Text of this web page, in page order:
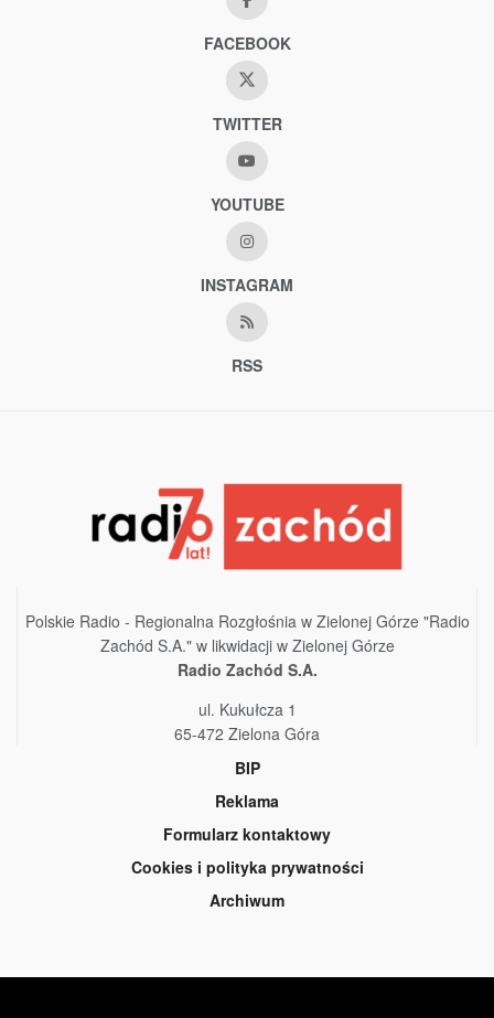
FACEBOOK
TWITTER
YOUTUBE
INSTAGRAM
RSS
Polskie Radio - Regionalna Rozgłośnia w Zielonej Górze "Radio
Zachód S.A." w likwidacji w Zielonej Górze
Radio Zachód S.A.
ul. Kukułcza 1
65-472 Zielona Góra
BIP
Reklama
Formularz kontaktowy
Cookies i polityka prywatności
Archiwum